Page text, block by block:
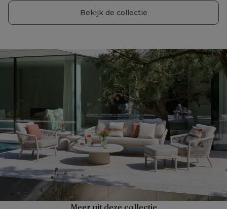
Bekijk de collectie